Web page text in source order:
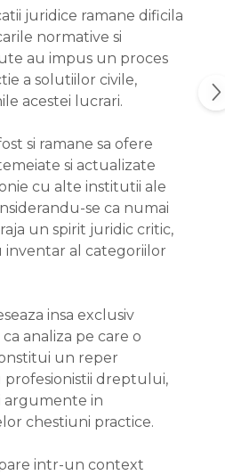
juridice ramane dificila
normative si
au impus un proces
a solutiilor civile,
acestei lucrari.
si ramane sa ofere
si actualizate
cu alte institutii ale
se ca numai
un spirit juridic critic,
inventar al categoriilor
insa exclusiv
analiza pe care o
un reper
dreptului,
argumente in
chestiuni practice.
intr-un context